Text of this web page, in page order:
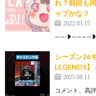
れ？前回も
ャブかな？
2022.03.15
——-
シーズン26
LEGENDS
2025.08.11
コメント、高